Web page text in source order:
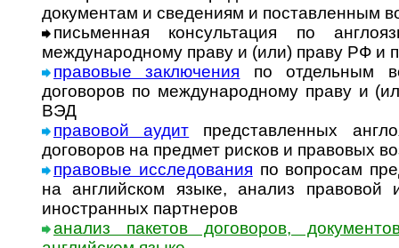
документам и сведениям и поставленным
письменная консультация по
международному праву и (или) праву РФ и
правовые заключения по отдельным
договоров по международному праву и
ВЭД
правовой аудит представленных
договоров на предмет рисков и правовых
правовые исследования по вопросам
на английском языке, анализ
иностранных партнеров
анализ пакетов договоров,